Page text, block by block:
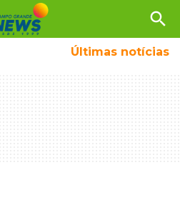
search
Últimas notícias